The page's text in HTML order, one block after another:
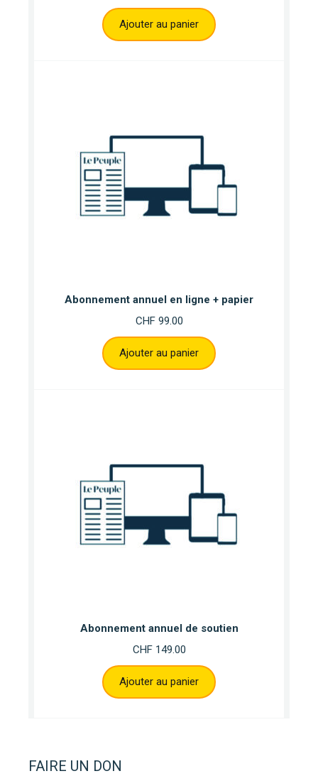
Ajouter au panier
Abonnement annuel en ligne + papier
CHF99.00
Ajouter au panier
Abonnement annuel de soutien
CHF149.00
Ajouter au panier
FAIRE UN DON